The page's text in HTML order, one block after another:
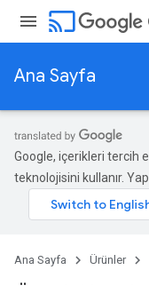
cast
Ana Sayfa
Google, içerikleri tercih
teknolojisini kullanır.
Ana Sayfa Ürünler